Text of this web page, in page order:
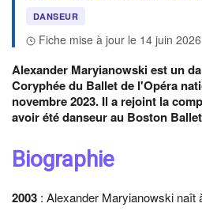
DANSEUR
Fiche mise à jour le 14 juin 2026
Alexander Maryianowski est un
Coryphée du Ballet de l'Opéra
novembre 2023. Il a rejoint la
avoir été danseur au Boston
Biographie
2003 : Alexander Maryianowski naît